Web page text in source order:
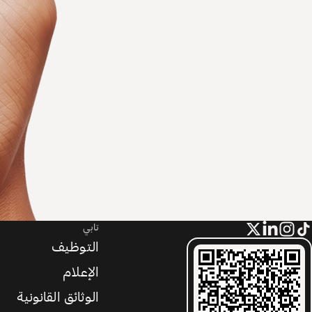
تابي
التوظيف
الإعلام
الوثائق القانونية